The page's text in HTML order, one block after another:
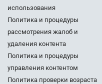
использования
Политика и процедуры
рассмотрения жалоб и
удаления контента
Политика и процедуры
управления контентом
Политика проверки возраста